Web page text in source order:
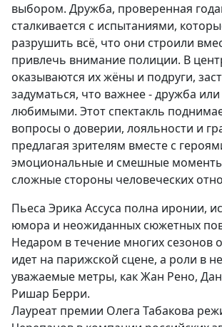
выбором. Дружба, проверенная
сталкивается с испытаниями,
разрушить всё, что они строили
привлечь внимание полиции. В
оказываются их жёны и подруги,
задуматься, что важнее - дружба
любимыми. Этот спектакль
вопросы о доверии, лояльности и
предлагая зрителям вместе с
эмоциональные и смешные
сложные стороны человеческих
Пьеса Эрика Ассуса полна иронии,
юмора и неожиданных сюжетных
Недаром в течение многих сезонов
идет на парижской сцене, а роли в
уважаемые метры, как Жан Рено,
Ришар Берри.
Лауреат премии Олега Табакова